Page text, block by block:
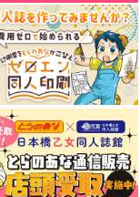
さねみつのすゝめ(オ
マケ付)
名前はまだ無い。
1,100円（税込）
不死川実弥×甘露寺蜜璃
サンプル